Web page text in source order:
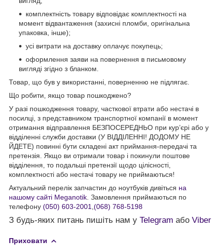
комплектність товару відповідає комплектності на
момент відвантаження (захисні пломби, оригінальна
упаковка, інше);
усі витрати на доставку оплачує покупець;
оформлення заяви на повернення в письмовому
вигляді згідно з бланком.
Товар, що був у використанні, поверненню не підлягає.
Що робити, якщо товар пошкоджено?
У разі пошкодження товару, часткової втрати або нестачі в
посилці, з представником транспортної компанії в момент
отримання відправлення БЕЗПОСЕРЕДНЬО при кур’єрі або у
відділенні служби доставки (У ВІДДІЛЕННІ! ДОДОМУ НЕ
ЙДЕТЕ) повинні бути складені акт приймання-передачі та
претензія. Якщо ви отримали товар і покинули поштове
відділення, то подальші претензії щодо цілісності,
комплектності або нестачі товару не приймаються!
Актуальний перелік запчастин до ноутбуків дивіться на
нашому сайті Meganotik . Замовлення приймаються по
телефону (050) 603-2001 (068) 768-5198
З будь-яких питань пишіть нам у Telegram або Viber
Приховати